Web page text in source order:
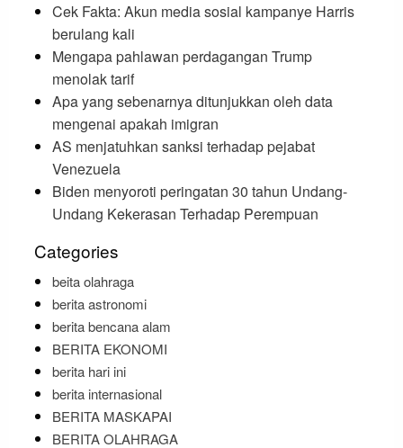
Cek Fakta: Akun media sosial kampanye Harris
berulang kali
Mengapa pahlawan perdagangan Trump
menolak tarif
Apa yang sebenarnya ditunjukkan oleh data
mengenai apakah imigran
AS menjatuhkan sanksi terhadap pejabat
Venezuela
Biden menyoroti peringatan 30 tahun Undang-
Undang Kekerasan Terhadap Perempuan
Categories
beita olahraga
berita astronomi
berita bencana alam
BERITA EKONOMI
berita hari ini
berita internasional
BERITA MASKAPAI
BERITA OLAHRAGA